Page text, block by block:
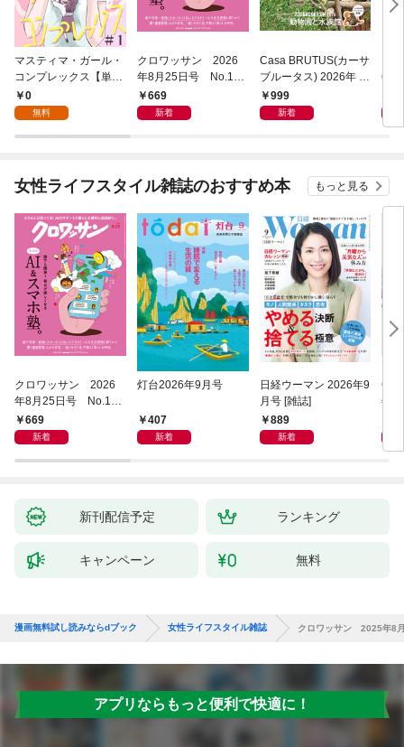
マスティマ・ガール・
コンプレックス【単
話】１
0
無料
クロワッサン 2026
年8月25日号 No.117
1 [大人のAI＆スマホ
塾。]
669
新着
Casa BRUTUS(カーサ
ブルータス) 2026年 9
月号 [もっと学べる！
動物園と水族館]
999
新着
6年
女性ライフスタイル雑誌のおすすめ本 もっと見る
クロワッサン 2026
年8月25日号 No.117
1 [大人のAI＆スマホ
塾。]
669
新着
灯台2026年9月号
407
新着
日経ウーマン 2026年9
月号 [雑誌]
889
新着
年9
新刊配信予定 ランキング
キャンペーン 無料
漫画無料試し読みならdブック 女性ライフスタイル雑誌 クロワッサン 2025年8
アプリならもっと便利で快適に！